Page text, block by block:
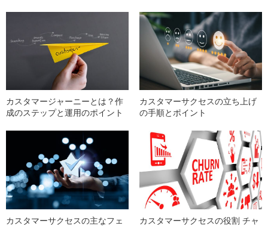
カスタマージャーニーとは？作
成のステップと運用のポイント
カスタマーサクセスの立ち上げ
の手順とポイント
カスタマーサクセスの主なフェ
カスタマーサクセスの役割 チャ